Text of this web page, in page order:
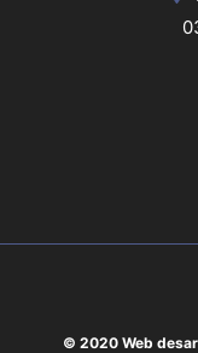
© 2020 Web